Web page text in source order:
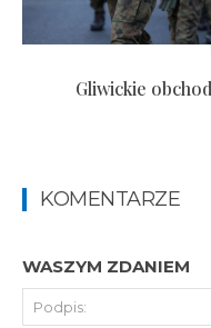
Gliwickie
KOMENTARZE
WASZYM ZDANIEM